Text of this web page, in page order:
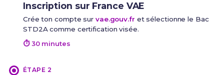
Inscription sur France VAE
Crée ton compte sur vae.gouv.fr et sélectionne le Bac
STD2A comme certification visée.
⏱ 30 minutes
ÉTAPE 2